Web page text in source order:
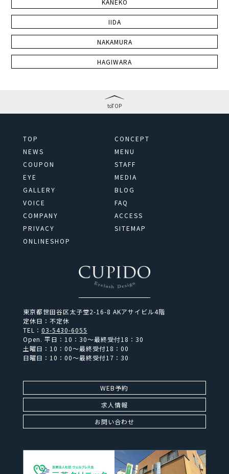
IIDA
NAKAMURA
HAGIWARA
toTOP
TOP
CONCEPT
NEWS
MENU
COUPON
STAFF
EYE
MEDIA
GALLERY
BLOG
VOICE
FAQ
COMPANY
ACCESS
PRIVACY
SITEMAP
ONLINESHOP
東京都世田谷区太子堂2-16-8 AKアサイビル4階
定休日：不定休
TEL： 03-5430-6055
Open. 平日：10：30～最終受付18：30
土曜日：10：00～最終受付18：00
日曜日：10：00～最終受付17：30
WEB予約
求人情報
お問い合わせ